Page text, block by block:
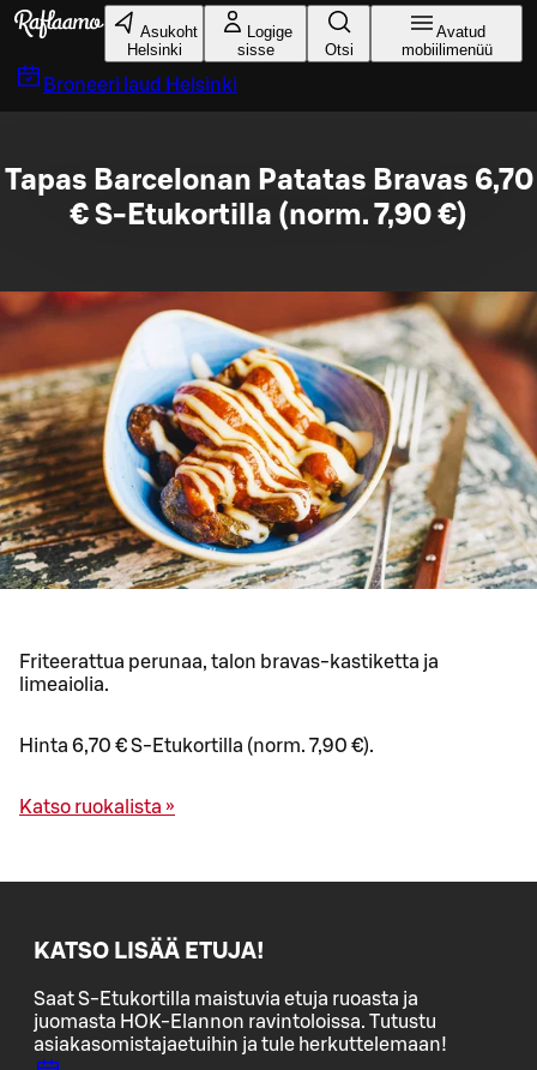
Liigu peamise sisu juurde
Asukoht
Helsinki
Logige
sisse
Otsi
Avatud
mobiilimenüü
Broneeri laud Helsinki
Tapas Barcelonan Patatas Bravas 6,70
€ S-Etukortilla (norm. 7,90 €)
Friteerattua perunaa, talon bravas-kastiketta ja
limeaiolia.
Hinta 6,70 € S-Etukortilla (norm. 7,90 €).
Katso ruokalista »
KATSO LISÄÄ ETUJA!
Saat S-Etukortilla maistuvia etuja ruoasta ja
juomasta HOK-Elannon ravintoloissa. Tutustu
asiakasomistajaetuihin ja tule herkuttelemaan!